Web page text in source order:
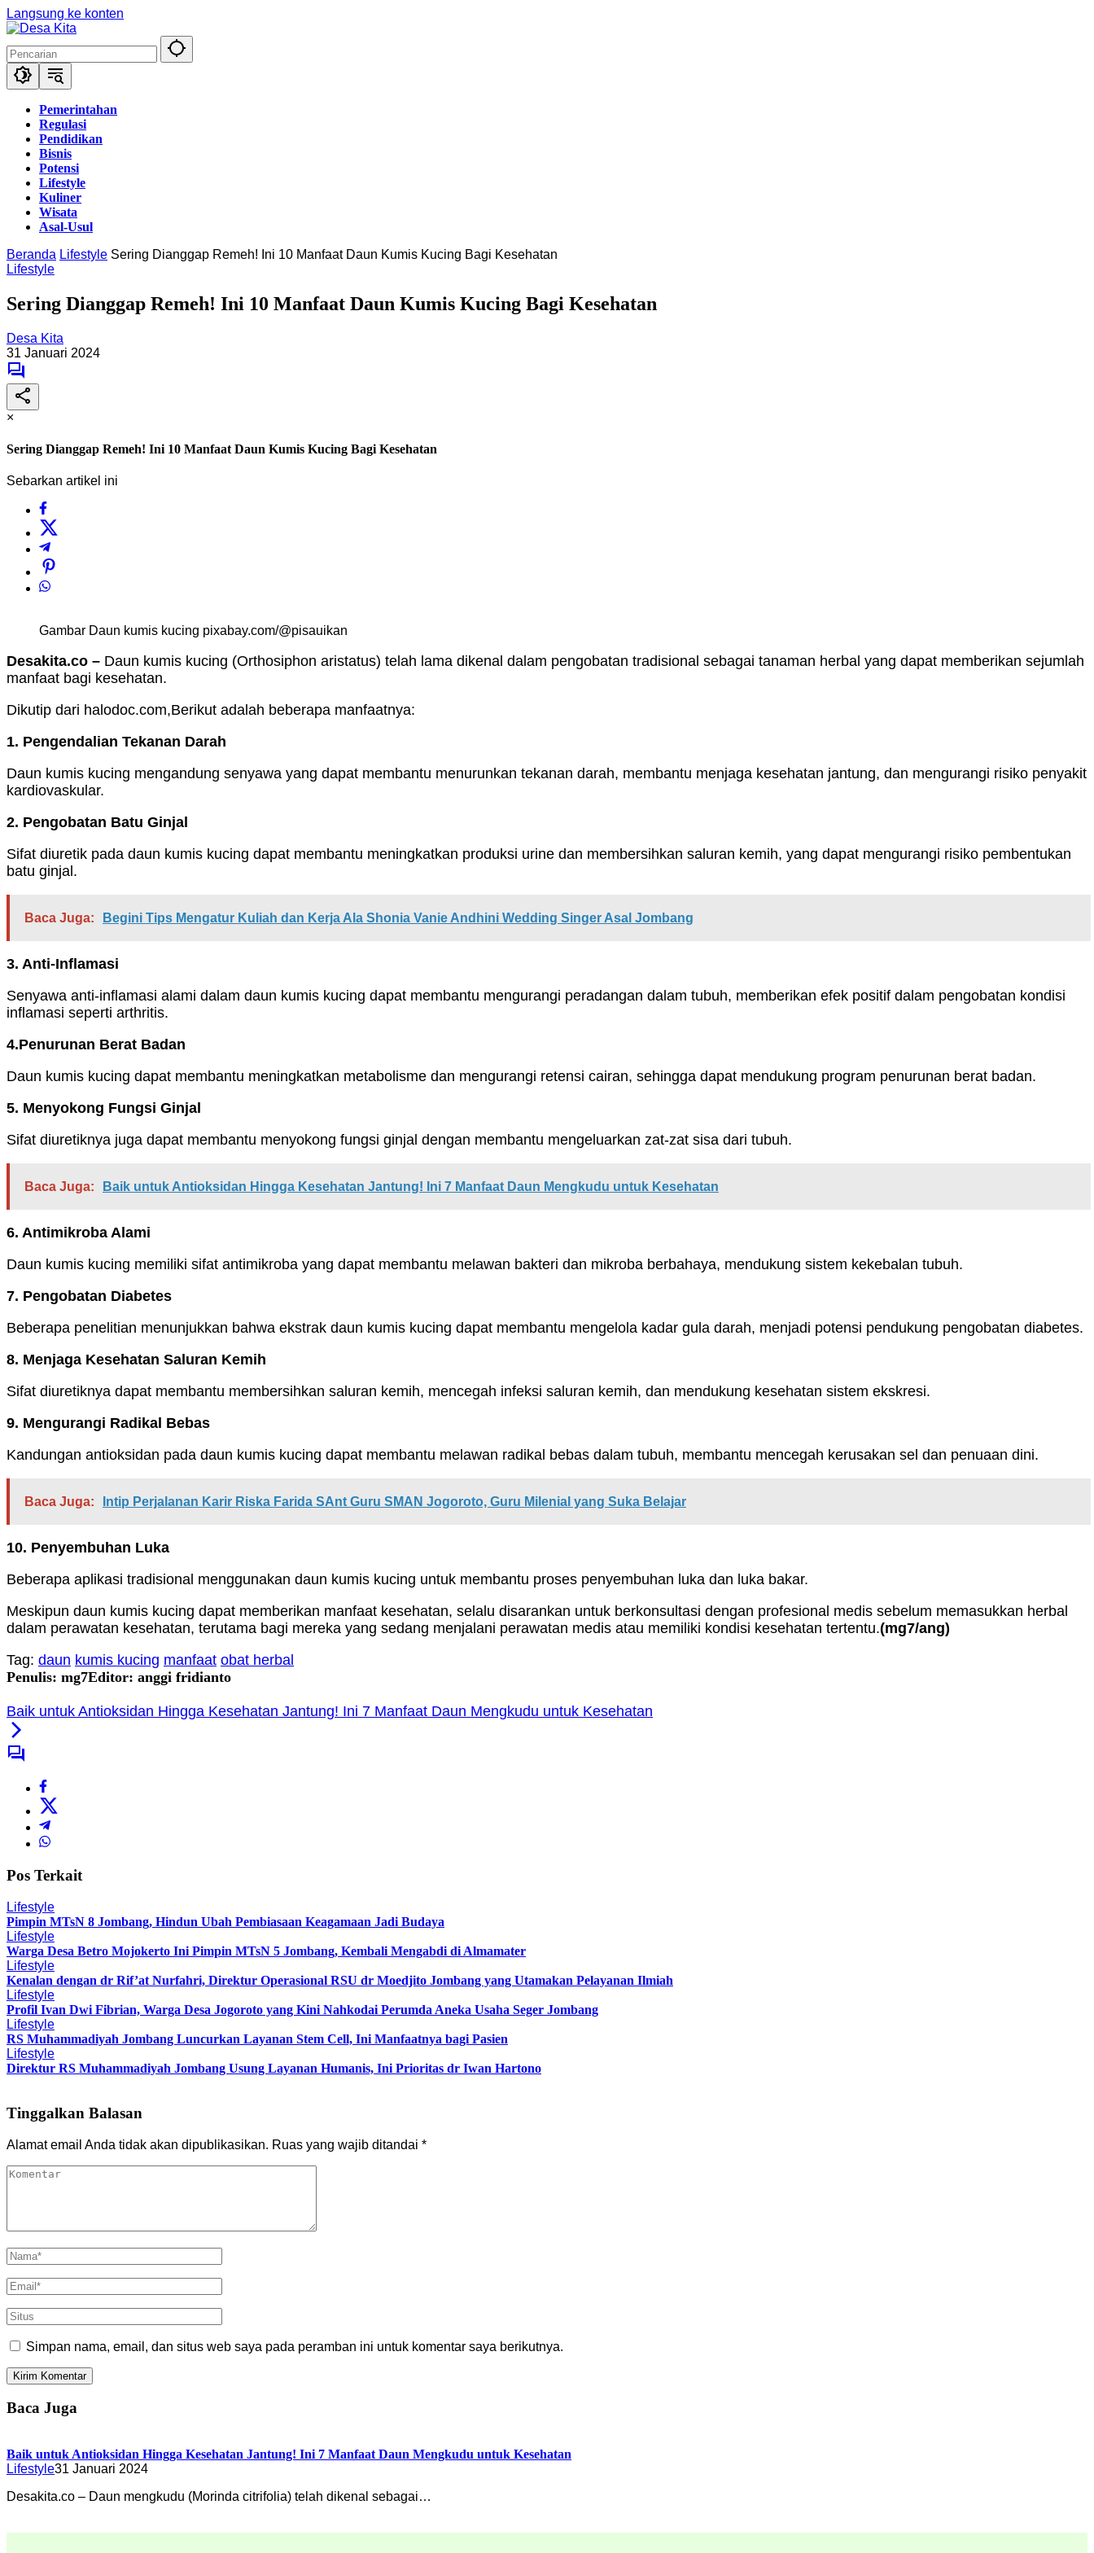
Langsung ke konten
Pemerintahan
Regulasi
Pendidikan
Bisnis
Potensi
Lifestyle
Kuliner
Wisata
Asal-Usul
Beranda Lifestyle Sering Dianggap Remeh! Ini 10 Manfaat Daun Kumis Kucing Bagi Kesehatan
Lifestyle
Sering Dianggap Remeh! Ini 10 Manfaat Daun Kumis Kucing Bagi Kesehatan
Desa Kita
31 Januari 2024
×
Sering Dianggap Remeh! Ini 10 Manfaat Daun Kumis Kucing Bagi Kesehatan
Sebarkan artikel ini
Gambar Daun kumis kucing pixabay.com/@pisauikan
Desakita.co – Daun kumis kucing (Orthosiphon aristatus) telah lama dikenal dalam pengobatan tradisional sebagai tanaman herbal yang dapat memberikan sejumlah
manfaat bagi kesehatan.
Dikutip dari halodoc.com,Berikut adalah beberapa manfaatnya:
1. Pengendalian Tekanan Darah
Daun kumis kucing mengandung senyawa yang dapat membantu menurunkan tekanan darah, membantu menjaga kesehatan jantung, dan mengurangi risiko penyakit
kardiovaskular.
2. Pengobatan Batu Ginjal
Sifat diuretik pada daun kumis kucing dapat membantu meningkatkan produksi urine dan membersihkan saluran kemih, yang dapat mengurangi risiko pembentukan
batu ginjal.
Baca Juga: Begini Tips Mengatur Kuliah dan Kerja Ala Shonia Vanie Andhini Wedding Singer Asal Jombang
3. Anti-Inflamasi
Senyawa anti-inflamasi alami dalam daun kumis kucing dapat membantu mengurangi peradangan dalam tubuh, memberikan efek positif dalam pengobatan kondisi
inflamasi seperti arthritis.
4.Penurunan Berat Badan
Daun kumis kucing dapat membantu meningkatkan metabolisme dan mengurangi retensi cairan, sehingga dapat mendukung program penurunan berat badan.
5. Menyokong Fungsi Ginjal
Sifat diuretiknya juga dapat membantu menyokong fungsi ginjal dengan membantu mengeluarkan zat-zat sisa dari tubuh.
Baca Juga: Baik untuk Antioksidan Hingga Kesehatan Jantung! Ini 7 Manfaat Daun Mengkudu untuk Kesehatan
6. Antimikroba Alami
Daun kumis kucing memiliki sifat antimikroba yang dapat membantu melawan bakteri dan mikroba berbahaya, mendukung sistem kekebalan tubuh.
7. Pengobatan Diabetes
Beberapa penelitian menunjukkan bahwa ekstrak daun kumis kucing dapat membantu mengelola kadar gula darah, menjadi potensi pendukung pengobatan diabetes.
8. Menjaga Kesehatan Saluran Kemih
Sifat diuretiknya dapat membantu membersihkan saluran kemih, mencegah infeksi saluran kemih, dan mendukung kesehatan sistem ekskresi.
9. Mengurangi Radikal Bebas
Kandungan antioksidan pada daun kumis kucing dapat membantu melawan radikal bebas dalam tubuh, membantu mencegah kerusakan sel dan penuaan dini.
Baca Juga: Intip Perjalanan Karir Riska Farida SAnt Guru SMAN Jogoroto, Guru Milenial yang Suka Belajar
10. Penyembuhan Luka
Beberapa aplikasi tradisional menggunakan daun kumis kucing untuk membantu proses penyembuhan luka dan luka bakar.
Meskipun daun kumis kucing dapat memberikan manfaat kesehatan, selalu disarankan untuk berkonsultasi dengan profesional medis sebelum memasukkan herbal
dalam perawatan kesehatan, terutama bagi mereka yang sedang menjalani perawatan medis atau memiliki kondisi kesehatan tertentu.(mg7/ang)
Tag: daun kumis kucing manfaat obat herbal
Penulis: mg7Editor: anggi fridianto
Baik untuk Antioksidan Hingga Kesehatan Jantung! Ini 7 Manfaat Daun Mengkudu untuk Kesehatan
Pos Terkait
Lifestyle
Pimpin MTsN 8 Jombang, Hindun Ubah Pembiasaan Keagamaan Jadi Budaya
Lifestyle
Warga Desa Betro Mojokerto Ini Pimpin MTsN 5 Jombang, Kembali Mengabdi di Almamater
Lifestyle
Kenalan dengan dr Rif’at Nurfahri, Direktur Operasional RSU dr Moedjito Jombang yang Utamakan Pelayanan Ilmiah
Lifestyle
Profil Ivan Dwi Fibrian, Warga Desa Jogoroto yang Kini Nahkodai Perumda Aneka Usaha Seger Jombang
Lifestyle
RS Muhammadiyah Jombang Luncurkan Layanan Stem Cell, Ini Manfaatnya bagi Pasien
Lifestyle
Direktur RS Muhammadiyah Jombang Usung Layanan Humanis, Ini Prioritas dr Iwan Hartono
Tinggalkan Balasan
Alamat email Anda tidak akan dipublikasikan. Ruas yang wajib ditandai *
Simpan nama, email, dan situs web saya pada peramban ini untuk komentar saya berikutnya.
Baca Juga
Baik untuk Antioksidan Hingga Kesehatan Jantung! Ini 7 Manfaat Daun Mengkudu untuk Kesehatan
Lifestyle31 Januari 2024
Desakita.co – Daun mengkudu (Morinda citrifolia) telah dikenal sebagai…